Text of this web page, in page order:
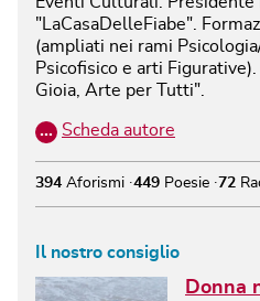
"LaCasaDelleFiabe".
(ampliati nei rami
Psicofisico e arti
Gioia, Arte per Tutti".
… Scheda autore
394 Aforismi 449 Poesie 72
Il nostro consiglio
Donna